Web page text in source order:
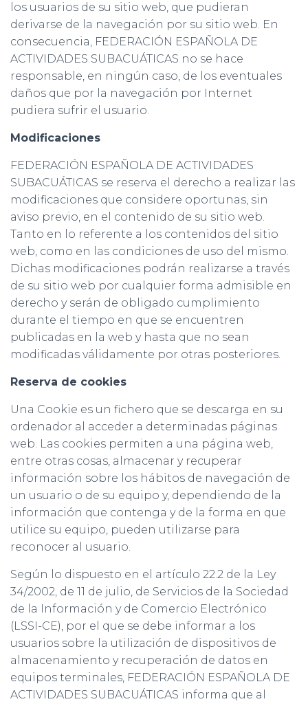
los usuarios de su sitio web, que pudieran
derivarse de la navegación por su sitio web. En
consecuencia, FEDERACIÓN ESPAÑOLA DE
ACTIVIDADES SUBACUÁTICAS no se hace
responsable, en ningún caso, de los eventuales
daños que por la navegación por Internet
pudiera sufrir el usuario.
Modificaciones
FEDERACIÓN ESPAÑOLA DE ACTIVIDADES
SUBACUÁTICAS se reserva el derecho a realizar las
modificaciones que considere oportunas, sin
aviso previo, en el contenido de su sitio web.
Tanto en lo referente a los contenidos del sitio
web, como en las condiciones de uso del mismo.
Dichas modificaciones podrán realizarse a través
de su sitio web por cualquier forma admisible en
derecho y serán de obligado cumplimiento
durante el tiempo en que se encuentren
publicadas en la web y hasta que no sean
modificadas válidamente por otras posteriores.
Reserva de cookies
Una Cookie es un fichero que se descarga en su
ordenador al acceder a determinadas páginas
web. Las cookies permiten a una página web,
entre otras cosas, almacenar y recuperar
información sobre los hábitos de navegación de
un usuario o de su equipo y, dependiendo de la
información que contenga y de la forma en que
utilice su equipo, pueden utilizarse para
reconocer al usuario.
Según lo dispuesto en el artículo 22.2 de la Ley
34/2002, de 11 de julio, de Servicios de la Sociedad
de la Información y de Comercio Electrónico
(LSSI-CE), por el que se debe informar a los
usuarios sobre la utilización de dispositivos de
almacenamiento y recuperación de datos en
equipos terminales, FEDERACIÓN ESPAÑOLA DE
ACTIVIDADES SUBACUÁTICAS informa que al